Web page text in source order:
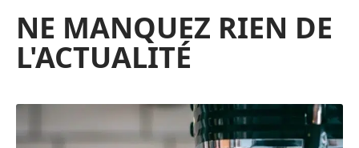
NE MANQUEZ RIEN DE
L'ACTUALITÉ